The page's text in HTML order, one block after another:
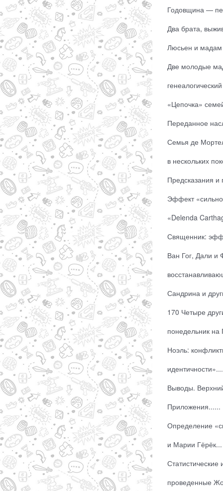
Годовщина —
Два брата,
Люсьен и мадам
Две молодые
«Цепочка»
Переданное
Семья де
в нескольких
Предсказания и
Эффект
«Delenda
Священник:
Ван Гог, Дали
Сандрина и
170 Четыре
понедельник
Ноэль:
Выводы.
Приложения......
Определение
и Марии Гёрёк...
проведенные